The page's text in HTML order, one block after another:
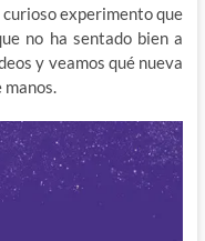
experimento que
no ha sentado bien a
y veamos qué nueva